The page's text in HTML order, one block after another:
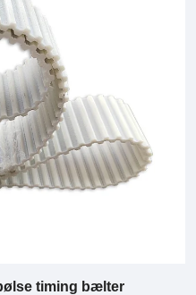
timing bælter